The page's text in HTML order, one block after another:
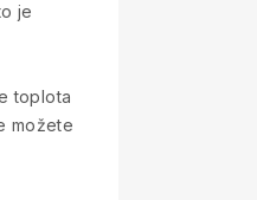
je
toplota
možete